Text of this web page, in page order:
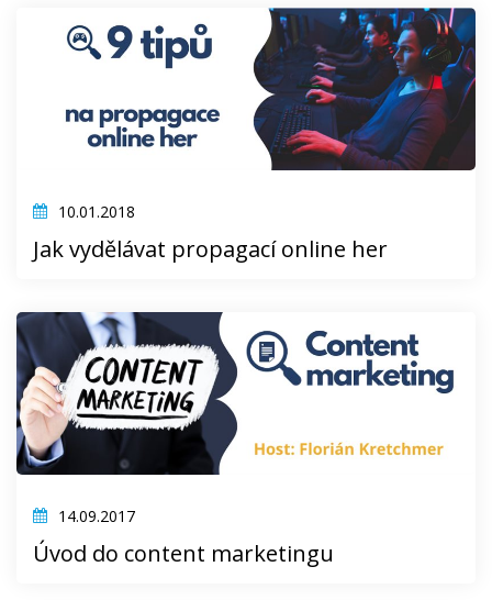
10.01.2018
Jak vydělávat propagací online her
14.09.2017
Úvod do content marketingu